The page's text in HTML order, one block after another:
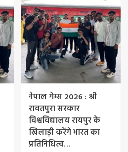
नेपाल गेम्स 2026 : श्री
रावतपुरा सरकार
विश्वविद्यालय रायपुर के
खिलाड़ी करेंगे भारत का
प्रतिनिधित्व…